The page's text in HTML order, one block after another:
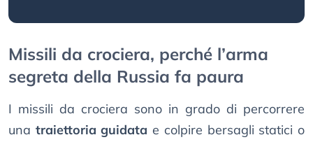
Missili da crociera, perché l’arma
segreta della Russia fa paura
I missili da crociera sono in grado di percorrere
una traiettoria guidata e colpire bersagli statici o